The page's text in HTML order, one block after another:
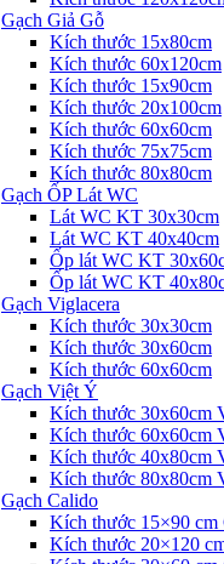
Gạch Giả Gỗ
Kích thước 15x80cm
Kích thước 60x120cm
Kích thước 15x90cm
Kích thước 20x100cm
Kích thước 60x60cm
Kích thước 75x75cm
Kích thước 80x80cm
Gạch ỐP Lát WC
Lát WC KT 30x30cm
Lát WC KT 40x40cm
Ốp lát WC KT
Ốp lát WC KT
Gạch Viglacera
Kích thước 30x30cm
Kích thước 30x60cm
Kích thước 60x60cm
Gạch Việt Ý
Kích thước 30x60cm
Kích thước 60x60cm
Kích thước 40x80cm
Kích thước 80x80cm
Gạch Calido
Kích thước 15×90 cm
Kích thước 20×120